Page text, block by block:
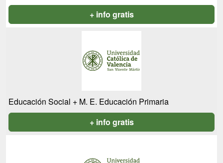
+ info gratis
Educación Social + M. E. Educación Primaria
+ info gratis